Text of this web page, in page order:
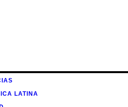
LATINA